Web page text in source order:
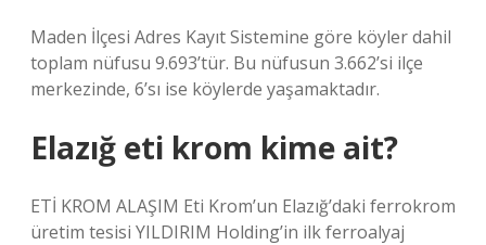
Maden İlçesi Adres Kayıt Sistemine göre köyler dahil
toplam nüfusu 9.693’tür. Bu nüfusun 3.662’si ilçe
merkezinde, 6’sı ise köylerde yaşamaktadır.
Elazığ eti krom kime ait?
ETİ KROM ALAŞIM Eti Krom’un Elazığ’daki ferrokrom
üretim tesisi YILDIRIM Holding’in ilk ferroalyaj